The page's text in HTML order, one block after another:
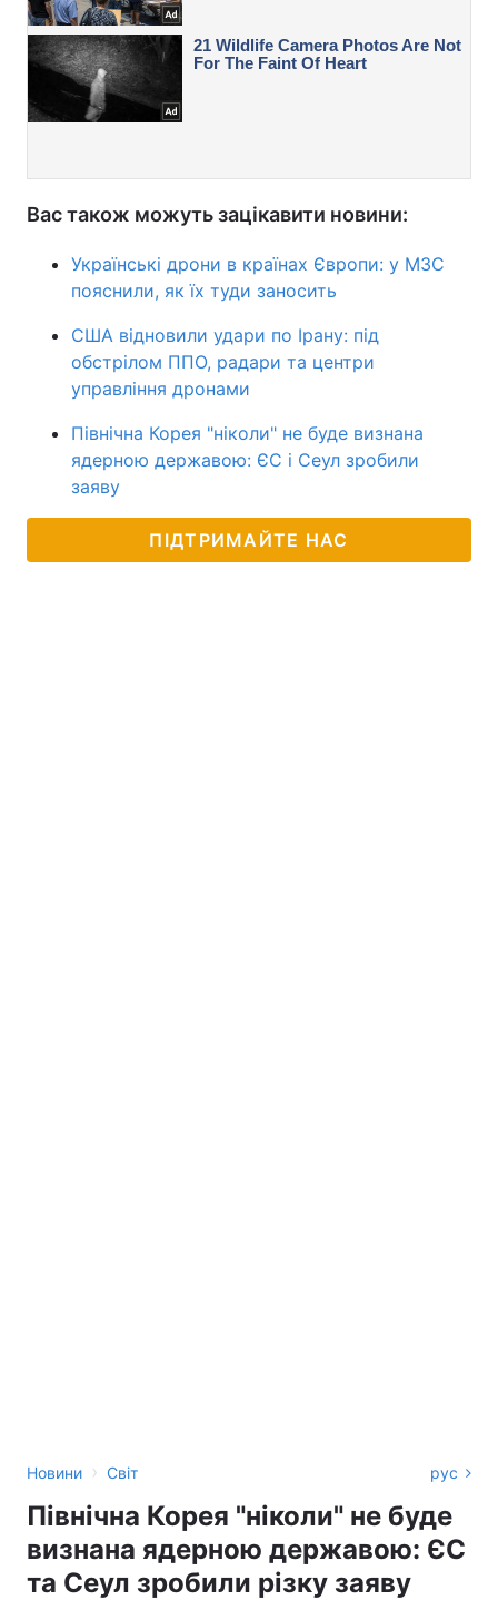
Вас також можуть зацікавити новини:
Українські дрони в країнах Європи: у МЗС
пояснили, як їх туди заносить
США відновили удари по Ірану: під
обстрілом ППО, радари та центри
управління дронами
Північна Корея "ніколи" не буде визнана
ядерною державою: ЄС і Сеул зробили
заяву
ПІДТРИМАЙТЕ НАС
Новини › Світ рус
Північна Корея "ніколи" не буде
визнана ядерною державою: ЄС
та Сеул зробили різку заяву